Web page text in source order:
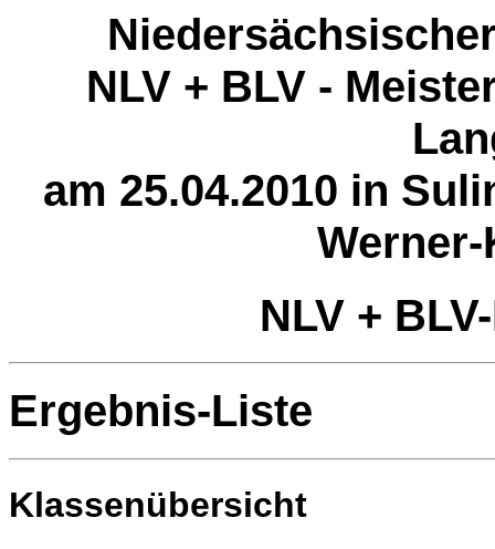
NLV + BLV -
am 25.04.2010 in
NLV +
Ergebnis-Liste
Klassenübersicht